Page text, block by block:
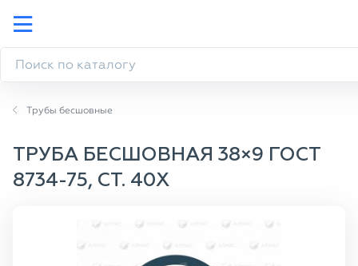
Трубы бесшовные
ТРУБА БЕСШОВНАЯ 38×9 ГОСТ
8734-75, СТ. 40Х